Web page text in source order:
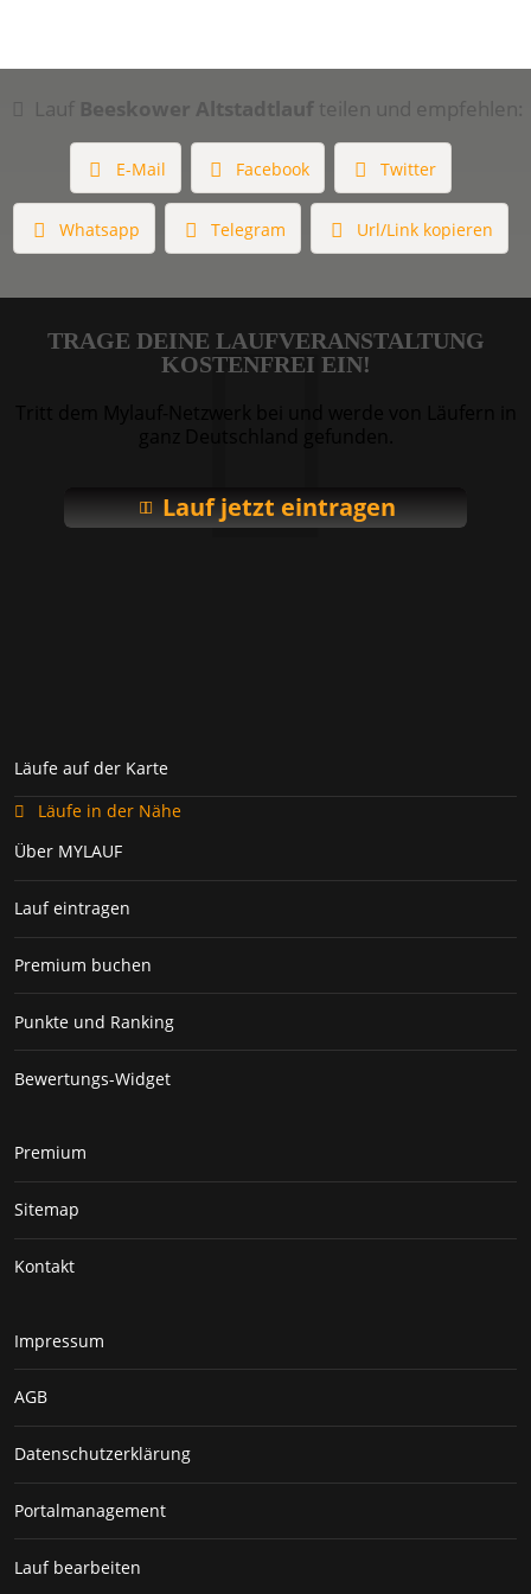
Lauf Beeskower Altstadtlaufteilen und empfehlen:
E-Mail Facebook Twitter
Whatsapp Telegram Url/Link kopieren
TRAGE DEINE LAUFVERANSTALTUNG
KOSTENFREI EIN!
Lauf jetzt eintragen
Läufe auf der Karte
Läufe in der Nähe
Über MYLAUF
Lauf eintragen
Premium buchen
Punkte und Ranking
Bewertungs-Widget
Premium
Sitemap
Kontakt
Impressum
AGB
Datenschutzerklärung
Portalmanagement
Lauf bearbeiten